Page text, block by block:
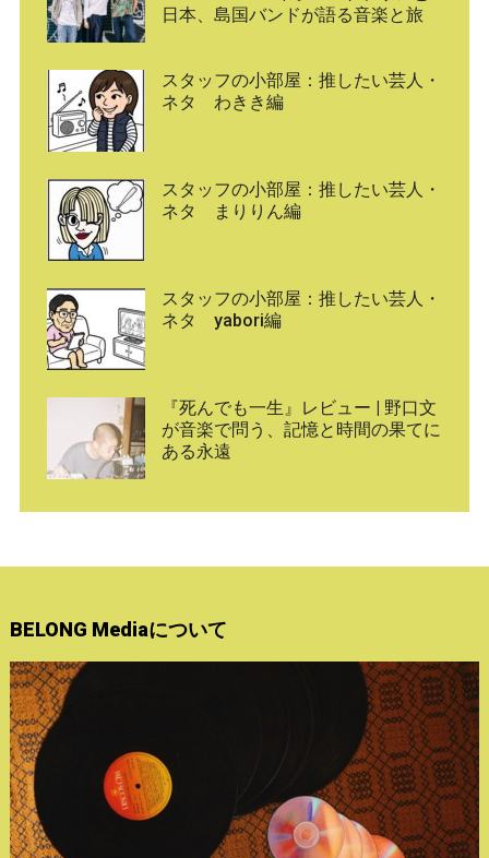
日本、島国バンドが語る音楽と旅
スタッフの小部屋：推したい芸人・
ネタ わきき編
スタッフの小部屋：推したい芸人・
ネタ まりりん編
スタッフの小部屋：推したい芸人・
ネタ yabori編
『死んでも一生』レビュー | 野口文
が音楽で問う、記憶と時間の果てに
ある永遠
BELONG Mediaについて